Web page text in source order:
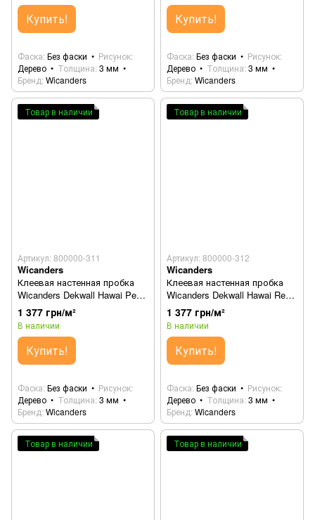
Купить!
Фаска Без фаски
Рисунок
Дерево
Толщина 3 мм
Бренд Wicanders
Купить!
Фаска Без фаски
Рисунок
Дерево
Толщина 3 мм
Бренд Wicanders
Товар в наличии
Артикул: 800000-311
Wicanders
Клеевая настенная пробка
Wicanders Dekwall Hawai Pearl
RY1F001
1 377 грн/м²
В наличии
Купить!
Фаска Без фаски
Рисунок
Дерево
Толщина 3 мм
Бренд Wicanders
Товар в наличии
Артикул: 800000-312
Wicanders
Клеевая настенная пробка
Wicanders Dekwall Hawai Red
RY67001
1 377 грн/м²
В наличии
Купить!
Фаска Без фаски
Рисунок
Дерево
Толщина 3 мм
Бренд Wicanders
Товар в наличии Товар в наличии